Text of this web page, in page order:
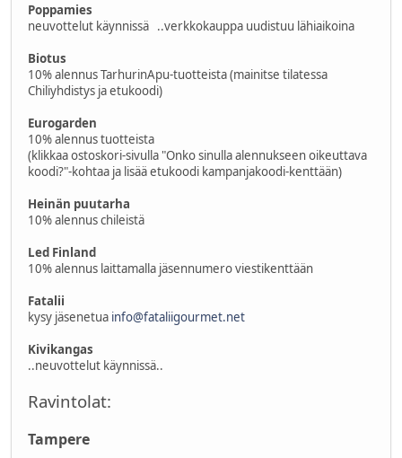
Poppamies
neuvottelut käynnissä ..verkkokauppa uudistuu lähiaikoina
Biotus
10% alennus TarhurinApu-tuotteista (mainitse tilatessa
Chiliyhdistys ja etukoodi)
Eurogarden
10% alennus tuotteista
(klikkaa ostoskori-sivulla "Onko sinulla alennukseen oikeuttava
koodi?"-kohtaa ja lisää etukoodi kampanjakoodi-kenttään)
Heinän puutarha
10% alennus chileistä
Led Finland
10% alennus laittamalla jäsennumero viestikenttään
Fatalii
kysy jäsenetua info@fataliigourmet.net
Kivikangas
..neuvottelut käynnissä..
Ravintolat:
Tampere